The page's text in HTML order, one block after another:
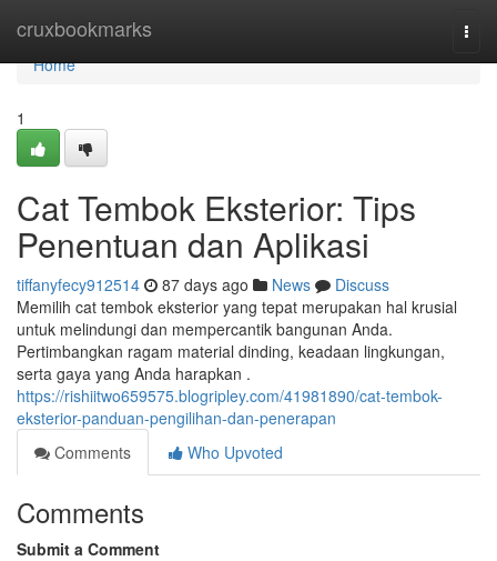
cruxbookmarks
Home
Home
1
Cat Tembok Eksterior: Tips
Penentuan dan Aplikasi
tiffanyfecy912514 87 days ago News
Discuss
Memilih cat tembok eksterior yang tepat merupakan hal krusial
untuk melindungi dan mempercantik bangunan Anda.
Pertimbangkan ragam material dinding, keadaan lingkungan,
serta gaya yang Anda harapkan .
https://rishiitwo659575.blogripley.com/41981890/cat-tembok-
eksterior-panduan-pengilihan-dan-penerapan
Comments
Who Upvoted
Comments
Submit a Comment